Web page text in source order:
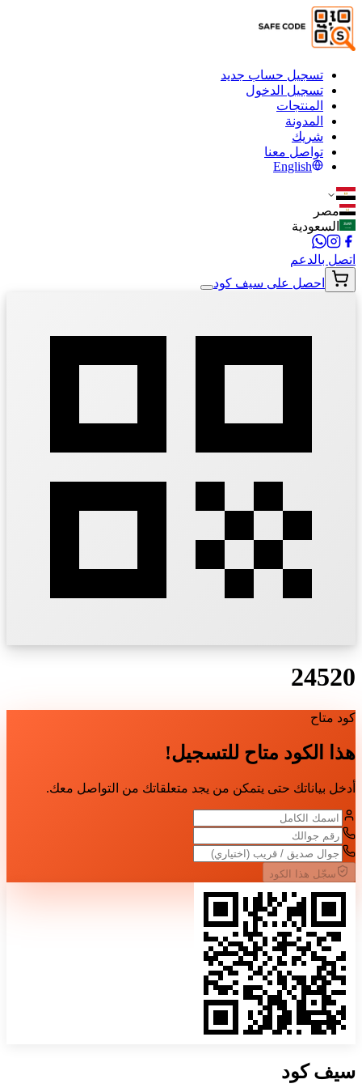
تسجيل حساب جديد
تسجيل الدخول
المنتجات
المدونة
شريك
تواصل معنا
English
مصر
السعودية
اتصل بالدعم
احصل على سيف كود
24520
كود متاح
هذا الكود متاح للتسجيل!
أدخل بياناتك حتى يتمكن من يجد متعلقاتك من التواصل معك.
سجّل هذا الكود
سيفكود